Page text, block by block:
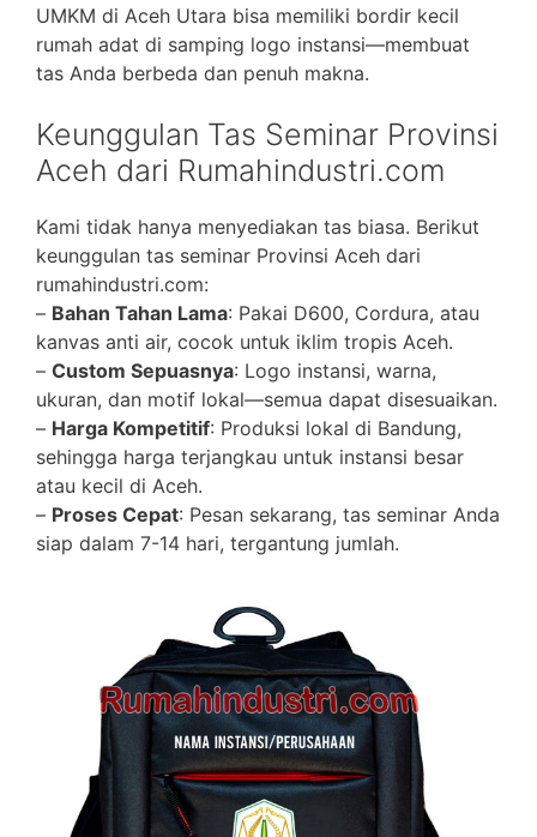
UMKM di Aceh Utara bisa memiliki bordir kecil
rumah adat di samping logo instansi—membuat
tas Anda berbeda dan penuh makna.
Keunggulan Tas Seminar Provinsi
Aceh dari Rumahindustri.com
Kami tidak hanya menyediakan tas biasa. Berikut
keunggulan tas seminar Provinsi Aceh dari
rumahindustri.com:
– Bahan Tahan Lama: Pakai D600, Cordura, atau
kanvas anti air, cocok untuk iklim tropis Aceh.
– Custom Sepuasnya: Logo instansi, warna,
ukuran, dan motif lokal—semua dapat disesuaikan.
– Harga Kompetitif: Produksi lokal di Bandung,
sehingga harga terjangkau untuk instansi besar
atau kecil di Aceh.
– Proses Cepat: Pesan sekarang, tas seminar Anda
siap dalam 7-14 hari, tergantung jumlah.